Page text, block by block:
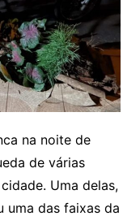
na noite de
de várias
Uma delas,
uma das faixas da